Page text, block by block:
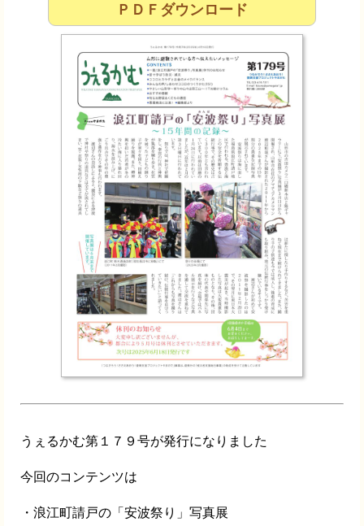
ＰＤＦダウンロード
うぇるかむ第１７９号が発行になりました
今回のコンテンツは
・浪江町請戸の「安波祭り」写真展